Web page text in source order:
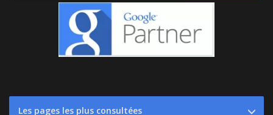
Les pages les plus consultées